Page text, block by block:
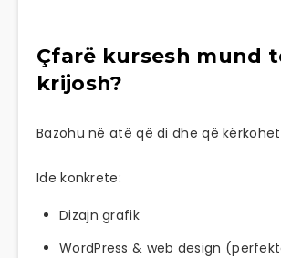
Çfarë kursesh mund
krijosh?
Bazohu në atë që di dhe që
Ide konkrete:
Dizajn grafik
WordPress & web design